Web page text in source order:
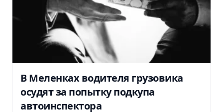
В Меленках водителя грузовика
осудят за попытку подкупа
автоинспектора